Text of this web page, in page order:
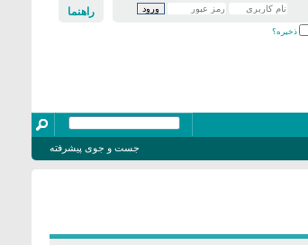
راهنما
ذخیره؟
جست و جوی پیشرفته